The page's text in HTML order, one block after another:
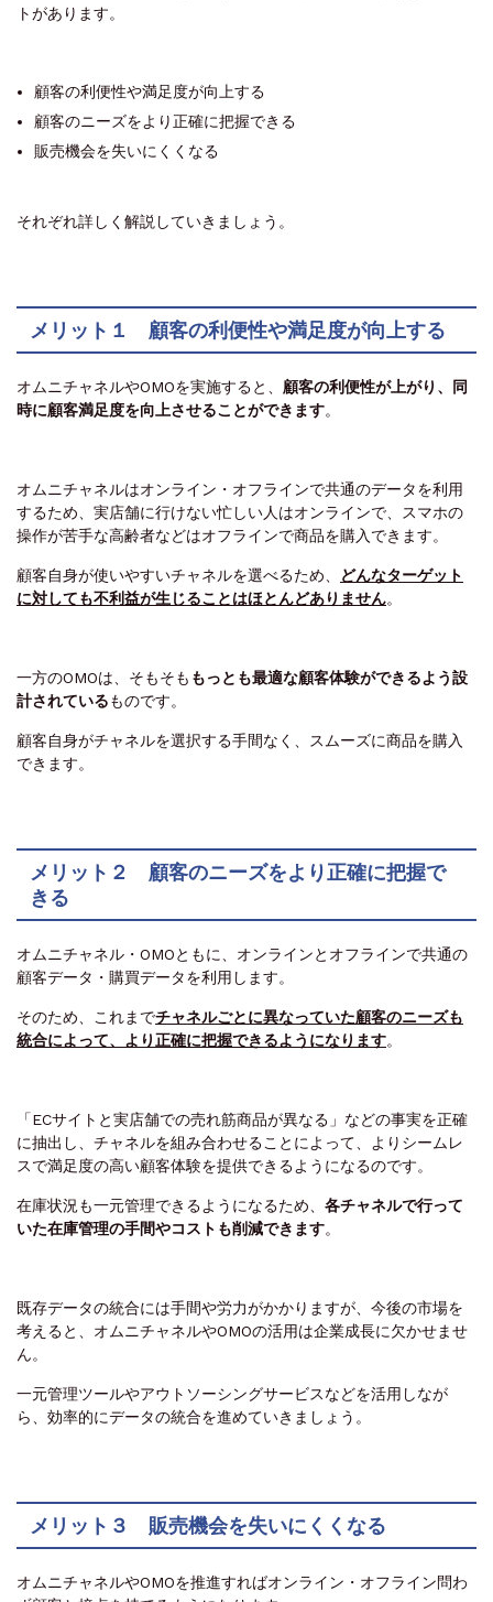
トがあります。
顧客の利便性や満足度が向上する
顧客のニーズをより正確に把握できる
販売機会を失いにくくなる
それぞれ詳しく解説していきましょう。
メリット１ 顧客の利便性や満足度が向上する
オムニチャネルやOMOを実施すると、 顧客の利便性が上がり、同
時に顧客満足度を向上させることができます。
オムニチャネルはオンライン・オフラインで共通のデータを利用
するため、実店舗に行けない忙しい人はオンラインで、スマホの
操作が苦手な高齢者などはオフラインで商品を購入できます。
顧客自身が使いやすいチャネルを選べるため、
どんなターゲット
に対しても不利益が生じることはほとんどありません。
一方のOMOは、そもそも もっとも最適な顧客体験ができるよう設
計されているものです。
顧客自身がチャネルを選択する手間なく、スムーズに商品を購入
できます。
メリット２ 顧客のニーズをより正確に把握で
きる
オムニチャネル・OMOともに、オンラインとオフラインで共通の
顧客データ・購買データを利用します。
そのため、これまでチャネルごとに異なっていた顧客のニーズも
統合によって、より正確に把握できるようになります。
「ECサイトと実店舗での売れ筋商品が異なる」などの事実を正確
に抽出し、チャネルを組み合わせることによって、よりシームレ
スで満足度の高い顧客体験を提供できるようになるのです。
在庫状況も一元管理できるようになるため、 各チャネルで行って
いた在庫管理の手間やコストも削減できます。
既存データの統合には手間や労力がかかりますが、今後の市場を
考えると、オムニチャネルやOMOの活用は企業成長に欠かせませ
ん。
一元管理ツールやアウトソーシングサービスなどを活用しなが
ら、効率的にデータの統合を進めていきましょう。
メリット３ 販売機会を失いにくくなる
オムニチャネルやOMOを推進すればオンライン・オフライン問わ